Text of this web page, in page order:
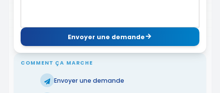
Envoyer une demande
COMMENT ÇA MARCHE
Envoyer une demande